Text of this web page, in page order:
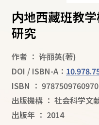
内地西藏班教
研究
作者 ： 许丽英(著)
DOI / ISBN-A：
ISBN ： 9787509760970
出版機構 ： 社会科学文
出版年 ： 2014